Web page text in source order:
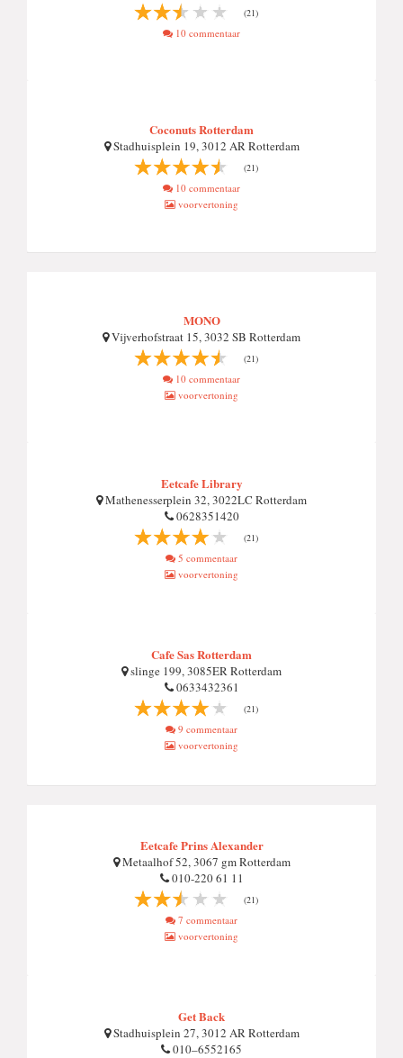
(21)
10 commentaar
Coconuts Rotterdam
Stadhuisplein 19, 3012 AR Rotterdam
(21)
10 commentaar
voorvertoning
MONO
Vijverhofstraat 15, 3032 SB Rotterdam
(21)
10 commentaar
voorvertoning
Eetcafe Library
Mathenesserplein 32, 3022LC Rotterdam
0628351420
(21)
5 commentaar
voorvertoning
Cafe Sas Rotterdam
slinge 199, 3085ER Rotterdam
0633432361
(21)
9 commentaar
voorvertoning
Eetcafe Prins Alexander
Metaalhof 52, 3067 gm Rotterdam
010-220 61 11
(21)
7 commentaar
voorvertoning
Get Back
Stadhuisplein 27, 3012 AR Rotterdam
010–6552165